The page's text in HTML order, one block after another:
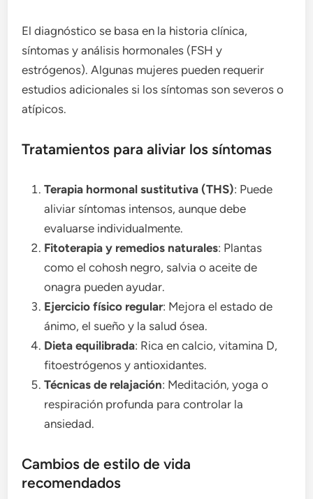
El diagnóstico se basa en la historia clínica,
síntomas y análisis hormonales (FSH y
estrógenos). Algunas mujeres pueden requerir
estudios adicionales si los síntomas son severos o
atípicos.
Tratamientos para aliviar los síntomas
Terapia hormonal sustitutiva (THS): Puede
aliviar síntomas intensos, aunque debe
evaluarse individualmente.
Fitoterapia y remedios naturales: Plantas
como el cohosh negro, salvia o aceite de
onagra pueden ayudar.
Ejercicio físico regular: Mejora el estado de
ánimo, el sueño y la salud ósea.
Dieta equilibrada: Rica en calcio, vitamina D,
fitoestrógenos y antioxidantes.
Técnicas de relajación: Meditación, yoga o
respiración profunda para controlar la
ansiedad.
Cambios de estilo de vida
recomendados